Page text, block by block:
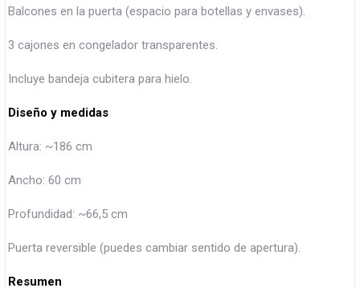
Balcones en la puerta (espacio para botellas y envases).
3 cajones en congelador transparentes.
Incluye bandeja cubitera para hielo.
Diseño y medidas
Altura: ~186 cm
Ancho: 60 cm
Profundidad: ~66,5 cm
Puerta reversible (puedes cambiar sentido de apertura).
Resumen